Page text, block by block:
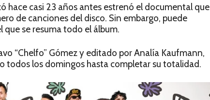
hace casi 23 años antes estrenó el documental que
de canciones del disco. Sin embargo, puede
que se resuma todo el álbum.
“Chelfo” Gómez y editado por Analía Kaufmann,
todos los domingos hasta completar su totalidad.